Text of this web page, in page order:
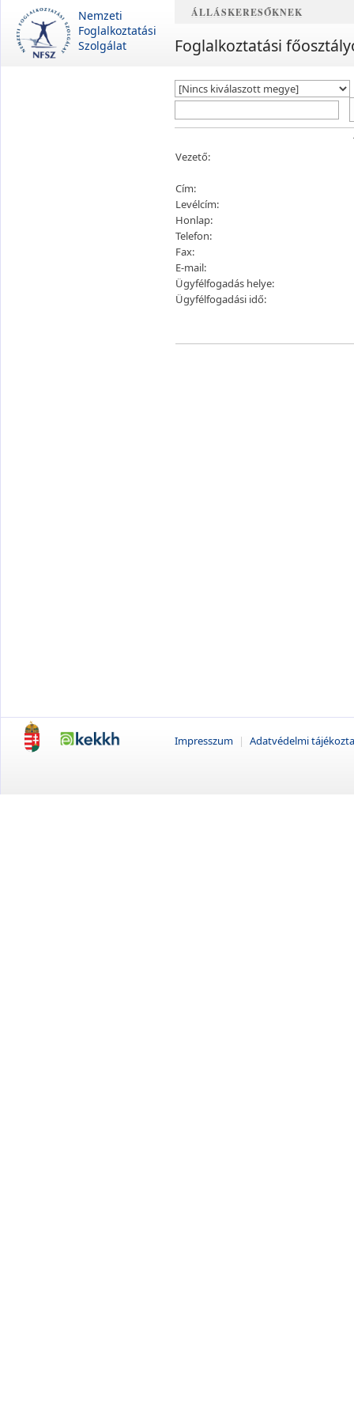
Nemzeti
Foglalkoztatási
Szolgálat
ÁLLÁSKERESŐKNEK
Foglalkoztatási
Vezető:
Cím:
Levélcím:
Honlap:
Telefon:
Fax:
E-mail:
Ügyfélfogadás helye:
Ügyfélfogadási idő:
Impresszum | Adatvédelmi